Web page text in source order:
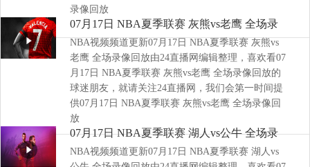
录像回放
07月17日 NBA夏季联赛 灰熊vs老鹰 全场录
像回放
NBA视频频道更新07月17日 NBA夏季联赛 灰熊vs
老鹰 全场录像回放由24直播网编辑整理，喜欢看07
月17日 NBA夏季联赛 灰熊vs老鹰 全场录像回放的
球迷朋友，就请关注24直播网，我们会第一时间提
供07月17日 NBA夏季联赛 灰熊vs老鹰 全场录像回
放
07月17日 NBA夏季联赛 湖人vs公牛 全场录
像回放
NBA视频频道更新07月17日 NBA夏季联赛 湖人vs